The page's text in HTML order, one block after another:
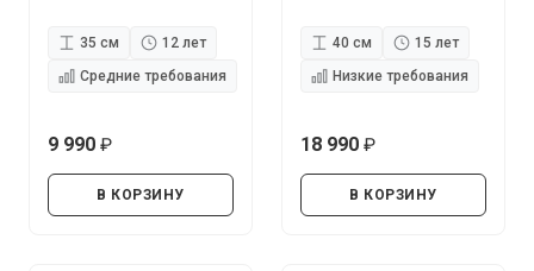
35 см
12 лет
Средние требования
9 990
В КОРЗИНУ
40 см
15 лет
Низкие требования
18 990
В КОРЗИНУ